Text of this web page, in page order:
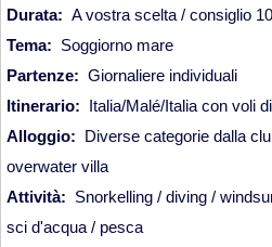
Viaggi in Guatemala
Viaggi in Messico
Viaggi in Nicaragua
Europa
Durata: A vostra scelta / consiglio
Tema: Soggiorno mare
Partenze: Giornaliere individuali
Itinerario: Italia/Malé/Italia con voli
Alloggio: Diverse categorie dalla
overwater villa
Attività: Snorkelling / diving /
sci d'acqua / pesca